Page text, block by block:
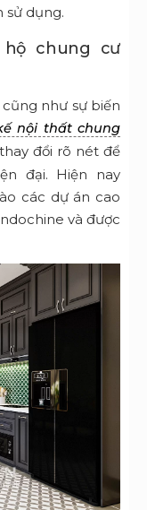
sử dụng.
chung cư
như sự biến
nội thất chung
đổi rõ nét để
đại. Hiện nay
các dự án cao
và được